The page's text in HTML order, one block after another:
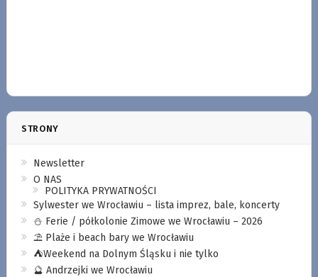
STRONY
Newsletter
O NAS
POLITYKA PRYWATNOŚCI
Sylwester we Wrocławiu – lista imprez, bale, koncerty
⛄️ Ferie / półkolonie Zimowe we Wrocławiu – 2026
⛱️ Plaże i beach bary we Wrocławiu
⛺️Weekend na Dolnym Śląsku i nie tylko
🔮 Andrzejki we Wrocławiu